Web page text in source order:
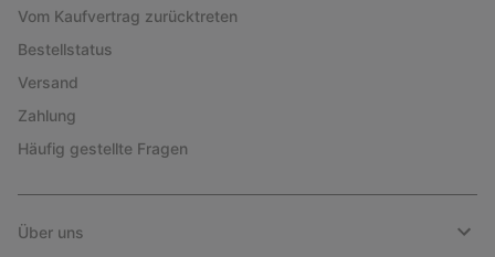
Vom Kaufvertrag zurücktreten
Bestellstatus
Versand
Zahlung
Häufig gestellte Fragen
Über uns